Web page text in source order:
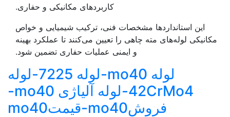
کاربردهای مکانیکی و حفاری.
این استانداردها مشخصات فنی، ترکیب شیمیایی و خواص
مکانیکی لوله‌های مته چاهی را تعیین می‌کنند تا عملکرد بهینه
و ایمنی عملیات حفاری تضمین شود.
لوله mo40-لوله 7225-لوله
42CrMo4-لوله آلیاژی mo40-
فروشmo40-قیمتmo40